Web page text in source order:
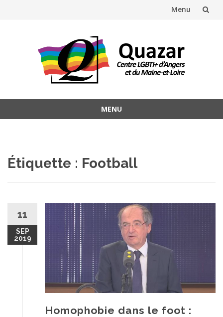
Menu
MENU
Étiquette : Football
11
SEP
2019
Homophobie dans le foot :